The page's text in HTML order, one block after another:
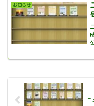
お知らせ
ニ